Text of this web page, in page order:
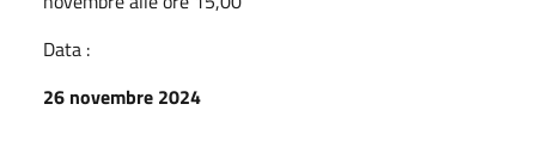
Data :
26 novembre 2024